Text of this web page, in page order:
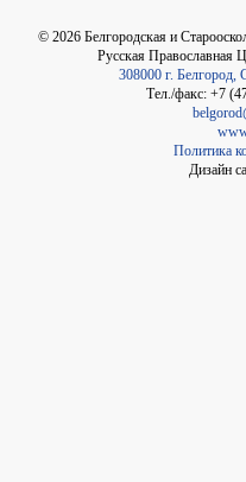
© 2026 Белгородская и
Русская Православная
308000 г. Белгород,
Тел./факс: +7
Политика
Дизайн